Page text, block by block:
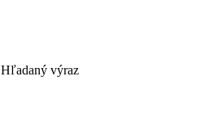
Hľadaný výraz